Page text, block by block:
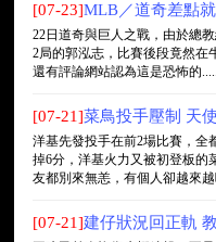
[07-23]MLB／道奇差點
22日道奇與巨人之戰，由於總
2局的郭泓志，比賽後段竟然在
還有評論網站認為這是恐怖的.....
[07-21]菜鳥投手壓制 天
洋基先發投手在前2場比賽，全
掉6分，洋基火力又被初登板的
友都別來無恙，有個人卻越來
[07-21]建仔狀況回正軌